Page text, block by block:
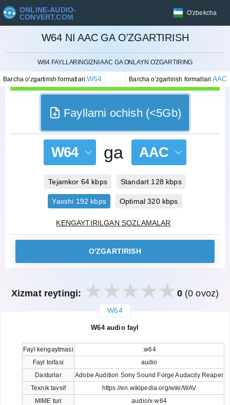
ONLINE-AUDIO-
CONVERT.COM
O'zbekcha
W64 NI AAC GA O'ZGARTIRISH
W64 FAYLLARINGIZNI AAC GA ONLAYN O'ZGARTIRING
Barcha o'zgartirish formatlariW64 Barcha o'zgartirish formatlariAAC
BEKOR QILISH
Fayllarni ochish (<5Gb)
W64 ga AAC
Tejamkor 64 kbps Standart 128 kbps
Yaxshi 192 kbps Optimal 320 kbps
KENGAYTIRILGAN SOZLAMALAR
O'ZGARTIRISH
Xizmat reytingi: 0(0 ovoz)
W64
W64 audio fayl
Fayl kengaytmasi
.w64
Fayl toifasi
audio
Dasturlar
Adobe Audition Sony Sound Forge Audacity Reaper
Texnik tavsif
https://en.wikipedia.org/wiki/WAV
MIME turi
audio/x-w64